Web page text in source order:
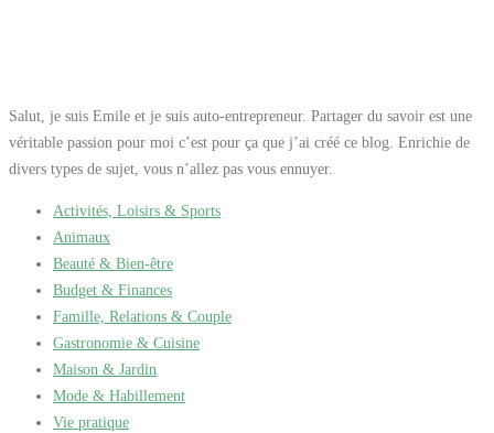
Salut, je suis Emile et je suis auto-entrepreneur. Partager du savoir est une
véritable passion pour moi c’est pour ça que j’ai créé ce blog. Enrichie de
divers types de sujet, vous n’allez pas vous ennuyer.
Activités, Loisirs & Sports
Animaux
Beauté & Bien-être
Budget & Finances
Famille, Relations & Couple
Gastronomie & Cuisine
Maison & Jardin
Mode & Habillement
Vie pratique